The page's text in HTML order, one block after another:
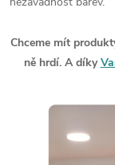
Chceme mít
ně hrdí. A díky